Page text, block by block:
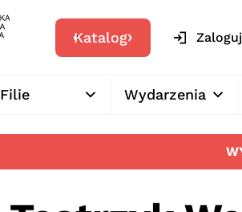
Katalog
Filie Wydarzenia